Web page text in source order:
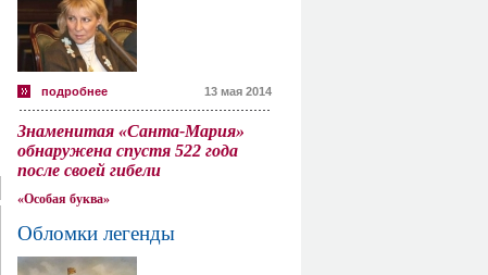
подробнее 13 мая 2014
Знаменитая «Санта-Мария»
обнаружена спустя 522 года
после своей гибели
«Особая буква»
Обломки легенды